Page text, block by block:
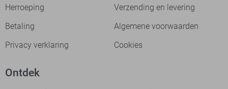
Herroeping
Verzending en levering
Betaling
Algemene voorwaarden
Privacy verklaring
Cookies
Ontdek